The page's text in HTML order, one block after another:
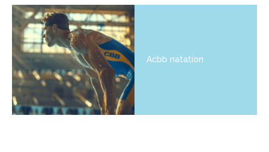
Acbb natation